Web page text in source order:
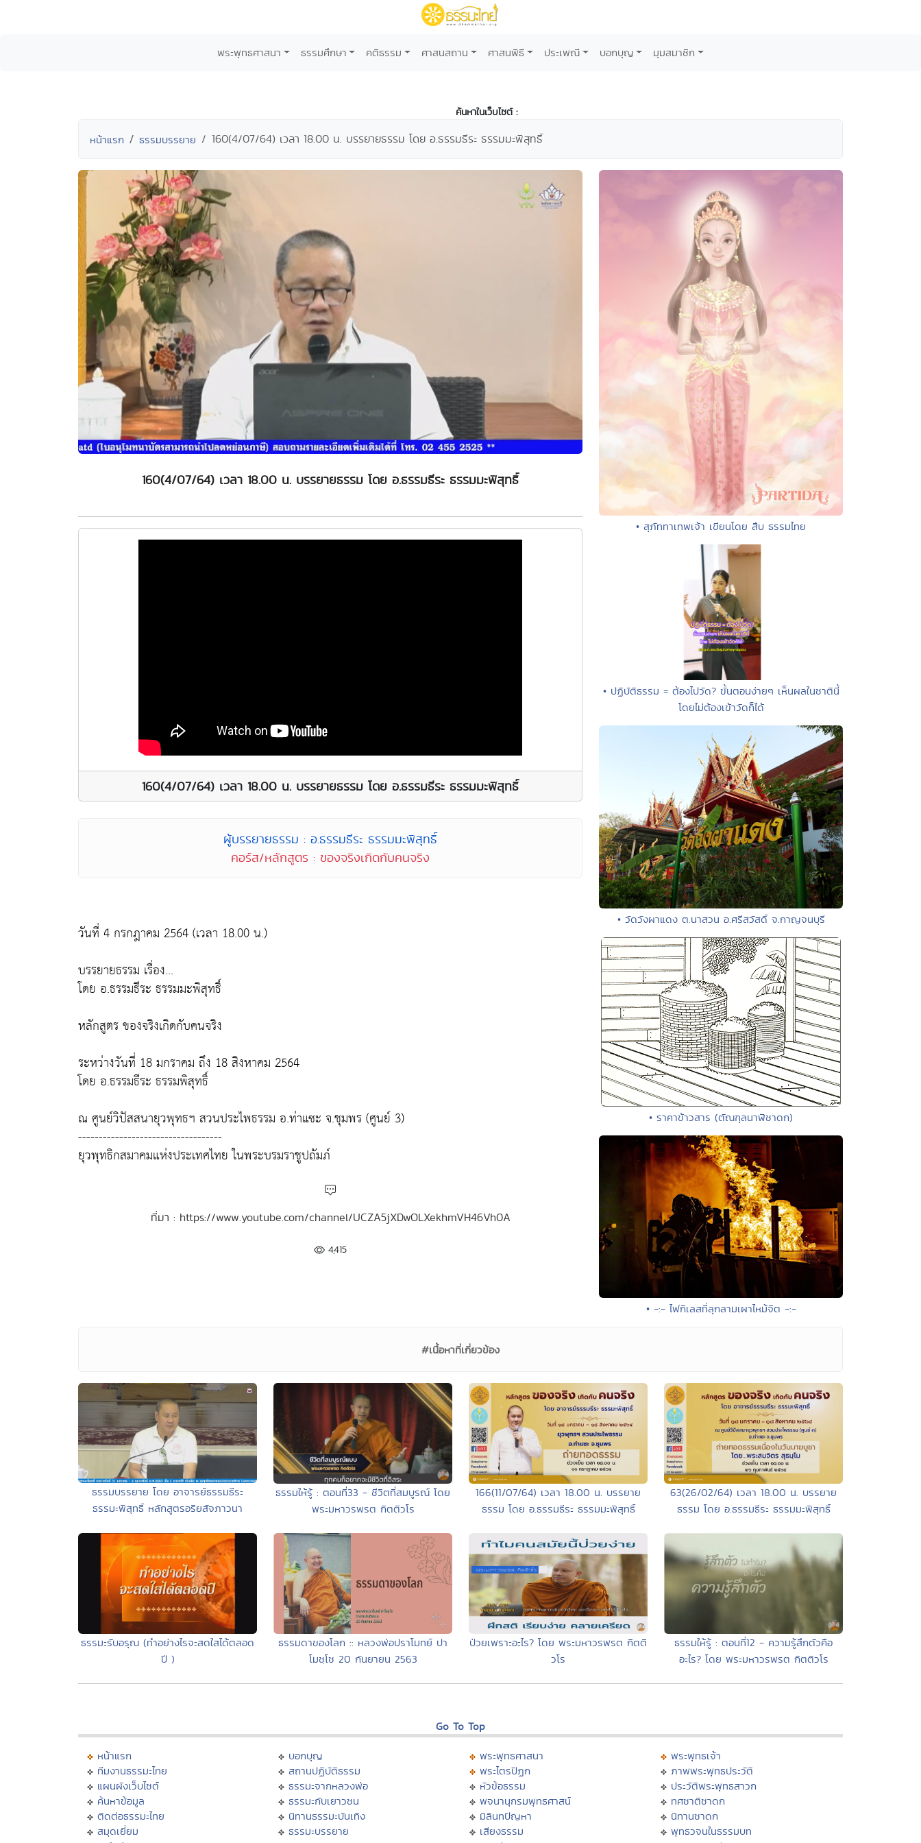
พระพุทธศาสนา ธรรมศึกษา คติธรรม ศาสนสถาน ศาสนพิธี ประเพณี บอกบุญ มุมสมาชิก
ค้นหาในเว็บไซต์ :
หน้าแรก ธรรมบรรยาย 160(4/07/64) เวลา 18.00 น. บรรยายธรรม โดย อ.ธรรมธีระ ธรรมมะพิสุทธิ์
160(4/07/64) เวลา 18.00 น. บรรยายธรรม โดย อ.ธรรมธีระ ธรรมมะพิสุทธิ์
160(4/07/64) เวลา 18.00 น. บรรยายธรรม โดย อ.ธรรมธีระ ธรรมมะพิสุทธิ์
ผู้บรรยายธรรม : อ.ธรรมธีระ ธรรมมะพิสุทธิ์
คอร์ส/หลักสูตร : ของจริงเกิดกับคนจริง
วันที่ 4 กรกฎาคม 2564 (เวลา 18.00 น.)
บรรยายธรรม เรื่อง...
โดย อ.ธรรมธีระ ธรรมมะพิสุทธิ์
หลักสูตร ของจริงเกิดกับคนจริง
ระหว่างวันที่ 18 มกราคม ถึง 18 สิงหาคม 2564
โดย อ.ธรรมธีระ ธรรมพิสุทธิ์
ณ ศูนย์วิปัสสนายุวพุทธฯ สวนประไพธรรม อ.ท่าแซะ จ.ชุมพร (ศูนย์ 3)
-----------------------------------
ยุวพุทธิกสมาคมแห่งประเทศไทย ในพระบรมราชูปถัมภ์
ที่มา : https://www.youtube.com/channel/UCZA5jXDwOLXekhmVH46Vh0A
4,415
• สุภัททาเทพเจ้า เขียนโดย สืบ ธรรมไทย
• ปฏิบัติธรรม = ต้องไปวัด? ขั้นตอนง่ายๆ เห็นผลในชาตินี้
โดยไม่ต้องเข้าวัดก็ได้
• วัดวังผาแดง ต.นาสวน อ.ศรีสวัสดิ์ จ.กาญจนบุรี
• ราคาข้าวสาร (ตัณฑุลนาฬิชาดก)
• -:- ไฟกิเลสที่ลุกลามเผาไหม้จิต -:-
#เนื้อหาที่เกี่ยวข้อง
ธรรมบรรยาย โดย อาจารย์ธรรมธีระ
ธรรมะพิสุทธิ์ หลักสูตรอริยสัจภาวนา
ธรรมให้รู้ : ตอนที่33 - ชีวิตที่สมบูรณ์ โดย
พระมหาวรพรต กิตติวโร
166(11/07/64) เวลา 18.00 น. บรรยาย
ธรรม โดย อ.ธรรมธีระ ธรรมมะพิสุทธิ์
63(26/02/64) เวลา 18.00 น. บรรยาย
ธรรม โดย อ.ธรรมธีระ ธรรมมะพิสุทธิ์
ธรรมะรับอรุณ (ทำอย่างไรจะสดใสได้ตลอด
ปี )
ธรรมดาของโลก :: หลวงพ่อปราโมทย์ ปา
โมชฺโช 20 กันยายน 2563
ป่วยเพราะอะไร? โดย พระมหาวรพรต กิตติ
วโร
ธรรมให้รู้ : ตอนที่12 - ความรู้สึกตัวคือ
อะไร? โดย พระมหาวรพรต กิตติวโร
Go To Top
หน้าแรก
ทีมงานธรรมะไทย
แผนผังเว็บไซต์
ค้นหาข้อมูล
ติดต่อธรรมะไทย
สมุดเยี่ยม
บอกบุญ
สถานปฏิบัติธรรม
ธรรมะจากหลวงพ่อ
ธรรมะกับเยาวชน
นิทานธรรมะบันเทิง
ธรรมะบรรยาย
พระพุทธศาสนา
พระไตรปิฏก
หัวข้อธรรม
พจนานุกรมพุทธศาสน์
มิลินทปัญหา
เสียงธรรม
พระพุทธเจ้า
ภาพพระพุทธประวัติ
ประวัติพระพุทธสาวก
ทศชาติชาดก
นิทานชาดก
พุทธวจนในธรรมบท